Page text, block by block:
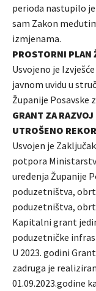
perioda nastupilo
sam Zakon
izmjenama.
PROSTORNI PLAN
Usvojeno je
javnom uvidu u
Županije Posavske
GRANT ZA
UTROŠENO
Usvojen je
potpora
uređenja Županije
poduzetništva,
poduzetništva,
Kapitalni grant
poduzetničke
U 2023. godini
zadruga je
01.09.2023.godine